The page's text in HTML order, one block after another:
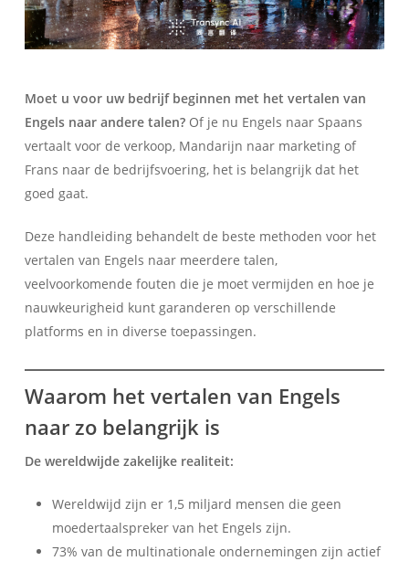
Moet u voor uw bedrijf beginnen met het vertalen van
Engels naar andere talen?Of je nu Engels naar Spaans
vertaalt voor de verkoop, Mandarijn naar marketing of
Frans naar de bedrijfsvoering, het is belangrijk dat het
goed gaat.
Deze handleiding behandelt de beste methoden voor het
vertalen van Engels naar meerdere talen,
veelvoorkomende fouten die je moet vermijden en hoe je
nauwkeurigheid kunt garanderen op verschillende
platforms en in diverse toepassingen.
Waarom het vertalen van Engels
naar zo belangrijk is
De wereldwijde zakelijke realiteit:
Wereldwijd zijn er 1,5 miljard mensen die geen
moedertaalspreker van het Engels zijn.
73% van de multinationale ondernemingen zijn actief